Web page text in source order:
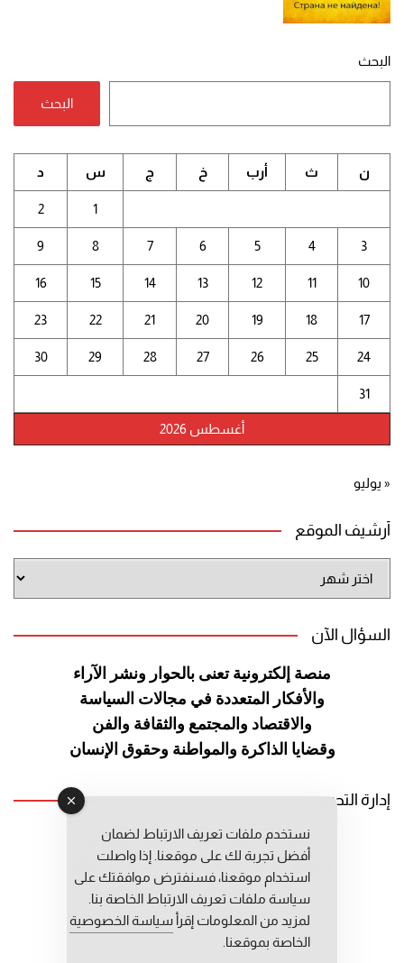
البحث
البحث
أغسطس 2026
ن ث أرب خ ج س د
1
2
3
4
5
6
7
8
9
10
11
12
13
14
15
16
17
18
19
20
21
22
23
24
25
26
27
28
29
30
31
« يوليو
أرشيف الموقع
الموقع
السؤال الآن
منصة إلكترونية تعنى بالحوار ونشر الآراء
والأفكار المتعددة في مجالات السياسة
والاقتصاد والمجتمع والثقافة والفن
وقضايا الذاكرة والمواطنة وحقوق الإنسان
إدارة التحرير
رئيس التحرير: عبد الرحيم التوراني
رئيس التحرير المساعد: المعطي قبال
مديرة التحرير: فاطمة حوحو
نستخدم ملفات تعريف الارتباط لضمان
أفضل تجربة لك على موقعنا. إذا واصلت
استخدام موقعنا، فسنفترض موافقتك على
سياسة ملفات تعريف الارتباط الخاصة بنا.
لمزيد من المعلومات إقرأ سياسة الخصوصية
الخاصة بموقعنا.